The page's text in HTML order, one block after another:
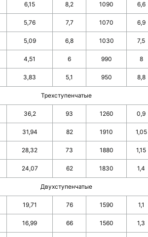
6,15 8,2 1090 6,6
5,76 7,7 1070 6,9
5,09 6,8 1030 7,5
4,51 6 990 8
3,83 5,1 950 8,8
Трехступенчатые
36,2 93 1260 0,9
31,94 82 1910 1,05
28,32 73 1880 1,15
24,07 62 1830 1,4
Двухступенчатые
19,71 76 1590 1,1
16,99 66 1560 1,3